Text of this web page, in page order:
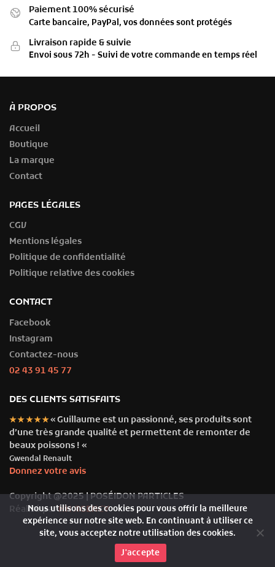
Paiement 100% sécurisé
Carte bancaire, PayPal, vos données sont protégés
Livraison rapide & suivie
Envoi sous 72h - Suivi de votre commande en temps réel
À PROPOS
Accueil
Boutique
La marque
Contact
PAGES LÉGALES
CGV
Mentions légales
Politique de confidentialité
Politique relative des cookies
CONTACT
Facebook
Instagram
Contactez-nous
02 43 91 45 77
DES CLIENTS SATISFAITS
★★★★★« Guillaume est un passionné, ses produits sont
d’une très grande qualité et permettent de remonter de
beaux poissons ! «
Gwendal Renault
Donnez votre avis
Copyright @2025 | POSÉIDON PARTICLES
Réalisé parNH AGENCY
Nous utilisons des cookies pour vous offrir la meilleure
expérience sur notre site web. En continuant à utiliser ce
site, vous acceptez notre utilisation des cookies.
J'accepte